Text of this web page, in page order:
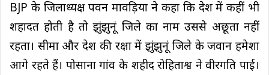
BJP के जिलाध्यक्ष पवन मावड़िया ने कहा कि देश में कहीं भी
शहादत होती है तो झुंझुनूं जिले का नाम उससे अछूता नहीं
रहता। सीमा और देश की रक्षा में झुंझुनूं जिले के जवान हमेशा
आगे रहते हैं। पोसाना गांव के शहीद रोहिताश्व ने वीरगति पाई।